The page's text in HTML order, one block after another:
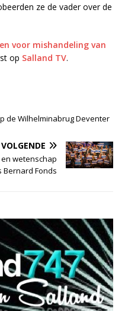
ze de vader over de
voor mishandeling van
op Salland TV.
de Wilhelminabrug Deventer
VOLGENDE
wetenschap
Bernard Fonds